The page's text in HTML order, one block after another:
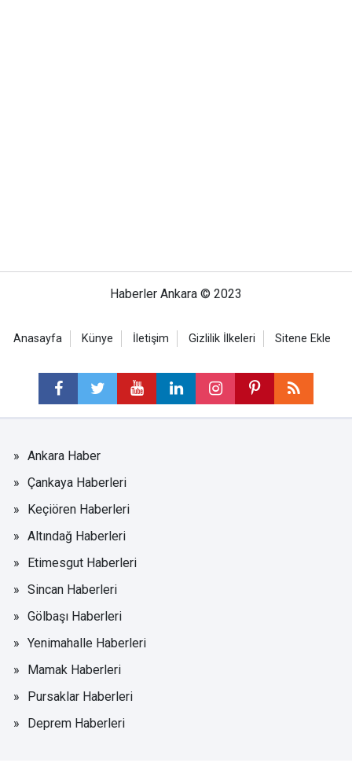
Haberler Ankara © 2023
Anasayfa Künye İletişim Gizlilik İlkeleri Sitene Ekle
Ankara Haber
Çankaya Haberleri
Keçiören Haberleri
Altındağ Haberleri
Etimesgut Haberleri
Sincan Haberleri
Gölbaşı Haberleri
Yenimahalle Haberleri
Mamak Haberleri
Pursaklar Haberleri
Deprem Haberleri